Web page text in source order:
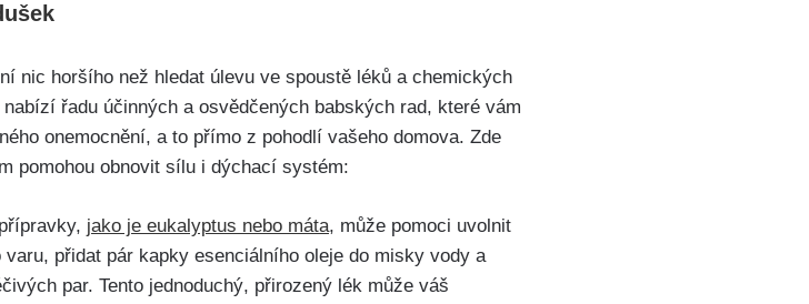
nic horšího než hledat úlevu ve ⁢spoustě ⁢léků a chemických
řadu účinných a​ osvědčených babských rad, které vám
onemocnění, a ‍to přímo⁤ z pohodlí vašeho domova.⁣ Zde
pomohou obnovit sílu i dýchací systém:
jako je eukalyptus‍ nebo máta, může pomoci⁢ uvolnit
přidat pár kapky esenciálního oleje do misky vody a
par. Tento jednoduchý, přirozený lék‌ může váš